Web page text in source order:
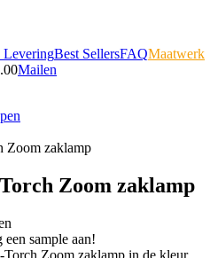
LeveringBest SellersFAQMaatwerk
Mailen
Zoom zaklamp
Zoom zaklamp
sample aan!